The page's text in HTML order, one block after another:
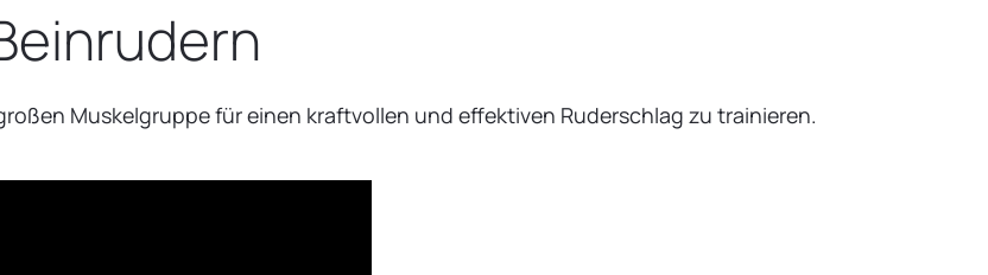
Muskelgruppe für einen kraftvollen und effektiven Ruderschlag zu trainieren.